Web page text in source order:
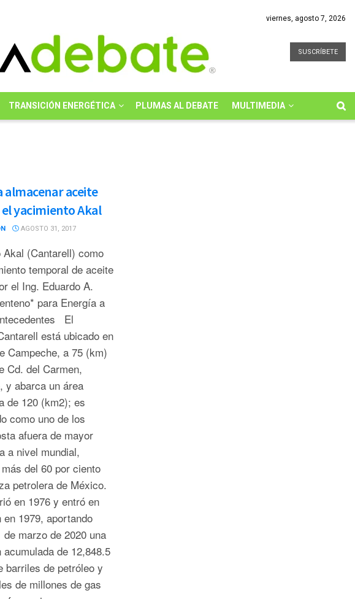
viernes, agosto 7, 2026
SUSCRÍBETE
TRANSICIÓN ENERGÉTICA PLUMAS AL DEBATE MULTIMEDIA
almacenar aceite
yacimiento Akal
AGOSTO 31, 2017
Akal (Cantarell) como
temporal de aceite
Ing. Eduardo A.
para Energía a
El
está ubicado en
Campeche, a 75 (km)
Cd. del Carmen,
y abarca un área
de 120 (km2); es
como uno de los
afuera de mayor
a nivel mundial,
del 60 por ciento
petrolera de México.
en 1976 y entró en
en 1979, aportando
de marzo de 2020 una
acumulada de 12,848.5
barriles de petróleo y
de millones de gas